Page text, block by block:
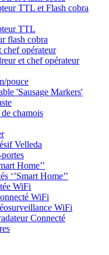
TTL et Flash cobra
TTL
flash cobra
chef opérateur
et chef opérateur
pouce
'Sausage Markers'
chamois
Velleda
Home’’
‘’Smart Home’’
WiFi
WiFi
WiFi
Connecté